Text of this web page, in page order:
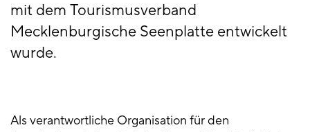
mit dem Tourismusverband
Mecklenburgische Seenplatte entwickelt
wurde.
Als verantwortliche Organisation für den